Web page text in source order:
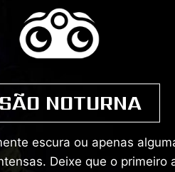
NOTURNA
escura ou apenas
Deixe que o primeiro